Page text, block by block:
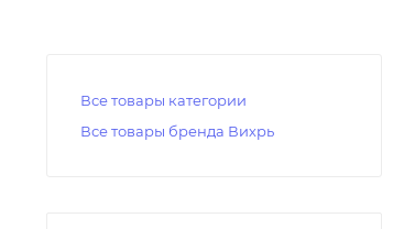
Все товары категории
Все товары бренда Вихрь